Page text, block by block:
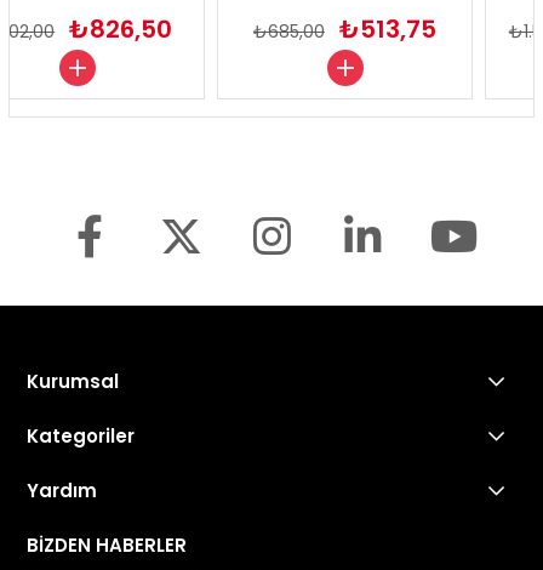
₺826,50 ₺513,75
₺685,00 ₺1.545,00
Kurumsal
Kategoriler
Yardım
BİZDEN HABERLER